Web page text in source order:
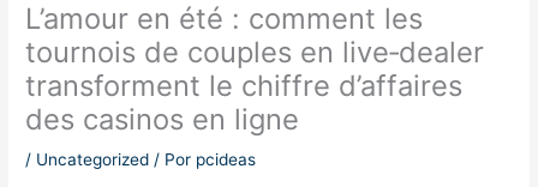
L’amour en été : comment les
tournois de couples en live‑dealer
transforment le chiffre d’affaires
des casinos en ligne
/ Uncategorized / Por pcideas